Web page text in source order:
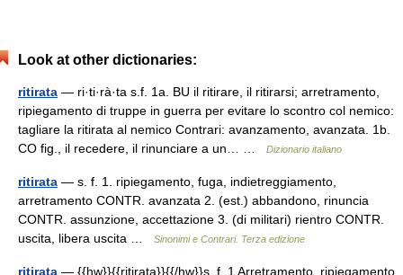
Look at other dictionaries:
ritirata — ri·ti·rà·ta s.f. 1a. BU il ritirare, il ritirarsi; arretramento,
ripiegamento di truppe in guerra per evitare lo scontro col nemico:
tagliare la ritirata al nemico Contrari: avanzamento, avanzata. 1b.
CO fig., il recedere, il rinunciare a un… …
Dizionario italiano
ritirata — s. f. 1. ripiegamento, fuga, indietreggiamento,
arretramento CONTR. avanzata 2. (est.) abbandono, rinuncia
CONTR. assunzione, accettazione 3. (di militari) rientro CONTR.
uscita, libera uscita …
Sinonimi e Contrari. Terza edizione
ritirata — {{hw}}{{ritirata}}{{/hw}}s. f. 1 Arretramento, ripiegamento